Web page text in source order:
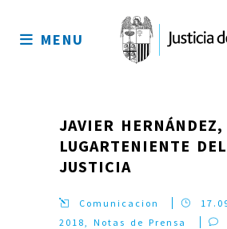
sitio
MENU
JAVIER HERNÁNDEZ,
LUGARTENIENTE DEL
JUSTICIA
Comunicacion
2018,Notas de Prensa